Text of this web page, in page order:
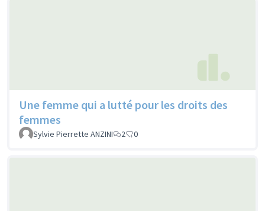
Une femme qui a lutté pour les droits des
femmes
Sylvie Pierrette ANZINI 2 0